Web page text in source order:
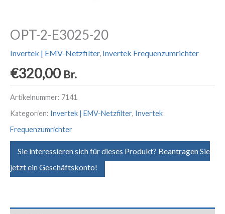
OPT-2-E3025-20
Invertek | EMV-Netzfilter, Invertek Frequenzumrichter
€320,00 Br.
Artikelnummer: 7141
Kategorien: Invertek | EMV-Netzfilter, Invertek
Frequenzumrichter
Sie interessieren sich für dieses Produkt? Beantragen Sie
jetzt ein Geschäftskonto!